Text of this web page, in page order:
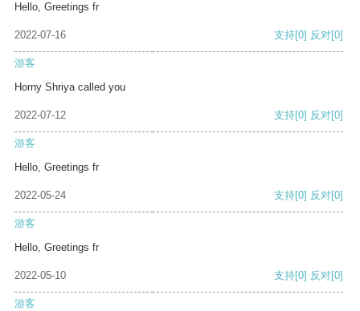
Hello, Greetings fr
2022-07-16 支持[0] 反对[0]
游客
Horny Shriya called you
2022-07-12 支持[0] 反对[0]
游客
Hello, Greetings fr
2022-05-24 支持[0] 反对[0]
游客
Hello, Greetings fr
2022-05-10 支持[0] 反对[0]
游客